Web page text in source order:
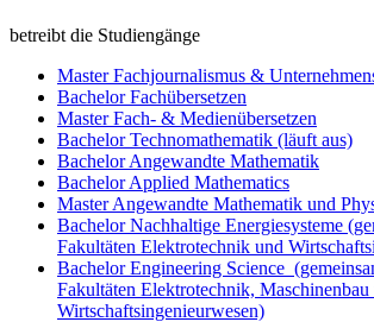
betreibt die Studiengänge
Master Fachjournalismus &
Bachelor Fachübersetzen
Master Fach- & Medienübersetzen
Bachelor Technomathematik (läuft aus)
Bachelor Angewandte Mathematik
Bachelor Applied Mathematics
Master Angewandte Mathematik und
Bachelor Nachhaltige Energiesysteme
Fakultäten Elektrotechnik und
Bachelor Engineering Science
Fakultäten Elektrotechnik, Maschinenbau
Wirtschaftsingenieurwesen)